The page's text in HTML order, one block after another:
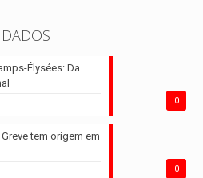
0
Élysées: Da
0
tem origem em